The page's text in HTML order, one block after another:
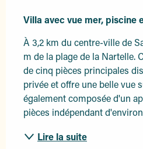
Villa avec vue mer, piscine
À 3,2 km du centre-ville de
m de la plage de la Nartelle.
de cinq pièces principales
privée et offre une belle vue
également composée d'un
pièces indépendant
Lire la suite